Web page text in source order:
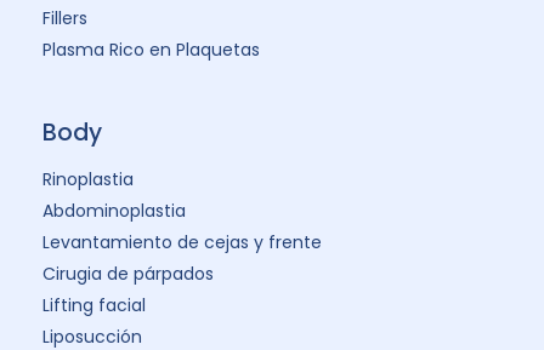
Fillers
Plasma Rico en Plaquetas
Body
Rinoplastia
Abdominoplastia
Levantamiento de cejas y frente
Cirugia de párpados
Lifting facial
Liposucción